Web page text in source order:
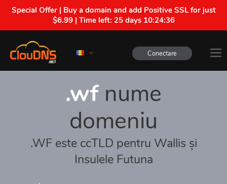
Special Offer | Buy a domain and add Positive SSL for just
$6.99 | Time left: 25 days 10:24:36
Conectare
.wfnume
domeniu
.WF este ccTLD pentru Wallis și
Insulele Futuna